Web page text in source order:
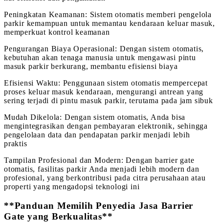
Peningkatan Keamanan: Sistem otomatis memberi pengelola
parkir kemampuan untuk memantau kendaraan keluar masuk,
memperkuat kontrol keamanan
Pengurangan Biaya Operasional: Dengan sistem otomatis,
kebutuhan akan tenaga manusia untuk mengawasi pintu
masuk parkir berkurang, membantu efisiensi biaya
Efisiensi Waktu: Penggunaan sistem otomatis mempercepat
proses keluar masuk kendaraan, mengurangi antrean yang
sering terjadi di pintu masuk parkir, terutama pada jam sibuk
Mudah Dikelola: Dengan sistem otomatis, Anda bisa
mengintegrasikan dengan pembayaran elektronik, sehingga
pengelolaan data dan pendapatan parkir menjadi lebih
praktis
Tampilan Profesional dan Modern: Dengan barrier gate
otomatis, fasilitas parkir Anda menjadi lebih modern dan
profesional, yang berkontribusi pada citra perusahaan atau
properti yang mengadopsi teknologi ini
**Panduan Memilih Penyedia Jasa Barrier
Gate yang Berkualitas**